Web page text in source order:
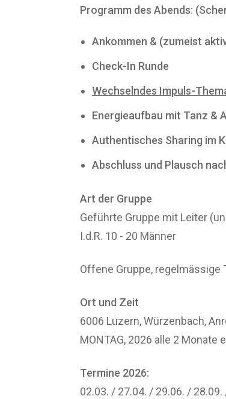
Programm des Abends:
Ankommen & (zumeist
Check-In Runde
Wechselndes Impuls-
Energieaufbau mit Tanz &
Authentisches Sharing im
Abschluss und Plausch
Art der Gruppe
Geführte Gruppe mit Leiter
I.d.R. 10 - 20 Männer
Offene Gruppe,
Ort und Zeit
6006 Luzern, Würzenbach,
MONTAG, 2026 alle 2 Monate
Termine 2026:
02.03. / 27.04. / 29.06. / 28.09.